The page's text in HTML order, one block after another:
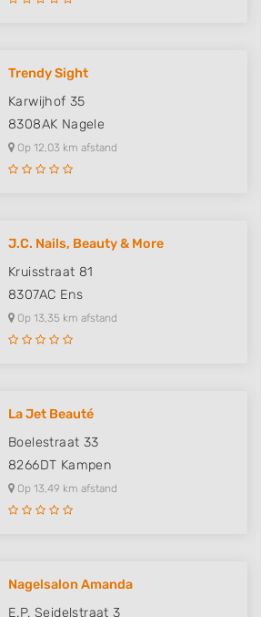
Trendy Sight
Karwijhof 35
8308AK Nagele
Op 12,03 km afstand
J.C. Nails, Beauty & More
Kruisstraat 81
8307AC Ens
Op 13,35 km afstand
La Jet Beauté
Boelestraat 33
8266DT Kampen
Op 13,49 km afstand
Nagelsalon Amanda
E.P. Seidelstraat 3